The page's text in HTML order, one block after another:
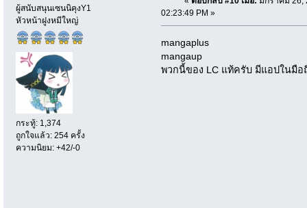
ผู้สนับสนุนเซนนิคุงY1
หัวหน้าฝูงหมีใหญ่
กระทู้: 1,374
ถูกใจแล้ว: 254 ครั้ง
ความนิยม: +42/-0
02:23:49 PM »
mangaplus
mangaup
พวกนี้ของ LC แท้ครับ มีแอปในมือ